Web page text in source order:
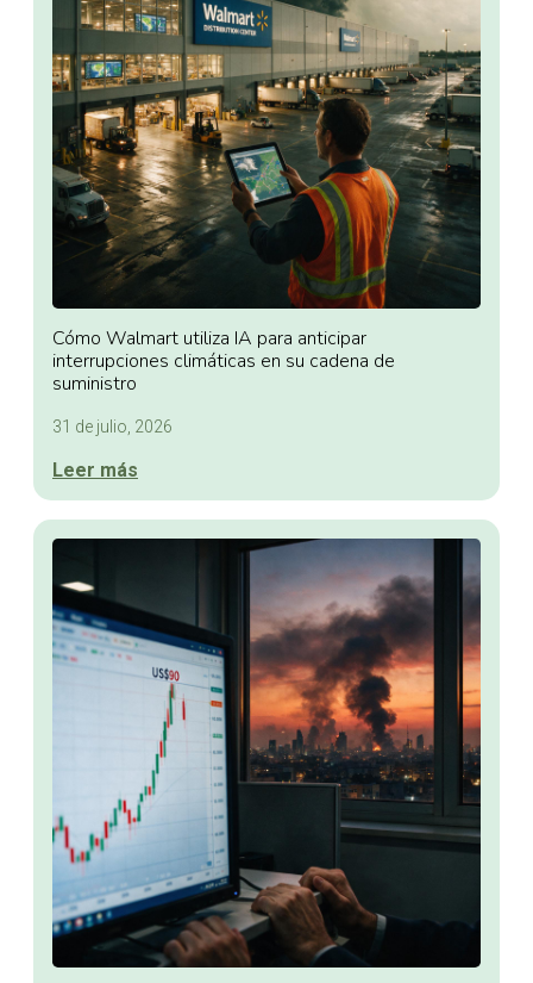
Cómo Walmart utiliza IA para anticipar
interrupciones climáticas en su cadena de
suministro
31 de julio, 2026
Leer más